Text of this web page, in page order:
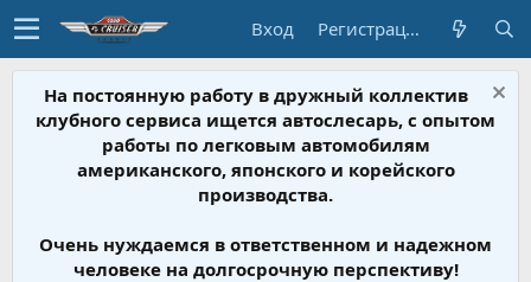
Вход Регистрация
На постоянную работу в дружный коллектив
клубного сервиса ищется автослесарь, с опытом
работы по легковым автомобилям
американского, японского и корейского
производства.
Очень нуждаемся в ответственном и надежном
человеке на долгосрочную перспективу!